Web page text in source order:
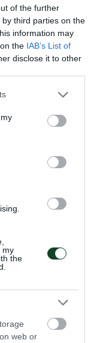
of the further
third parties on the
information may
the IAB’s List of
disclose it to other
or more Google
You may click to
third-party tags to
in below Google
my
the
web or
φιλέ
βόλεϊ του